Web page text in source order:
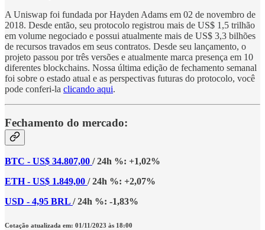
A Uniswap foi fundada por Hayden Adams em 02 de novembro de
2018. Desde então, seu protocolo registrou mais de US$ 1,5 trilhão
em volume negociado e possui atualmente mais de US$ 3,3 bilhões
de recursos travados em seus contratos. Desde seu lançamento, o
projeto passou por três versões e atualmente marca presença em 10
diferentes blockchains. Nossa última edição de fechamento semanal
foi sobre o estado atual e as perspectivas futuras do protocolo, você
pode conferi-la clicando aqui.
Fechamento do mercado:
BTC - US$ 34.807,00 / 24h %: +1,02%
ETH - US$ 1.849,00 / 24h %: +2,07%
USD - 4,95 BRL / 24h %: -1,83%
Cotação atualizada em: 01/11/2023 às 18:00